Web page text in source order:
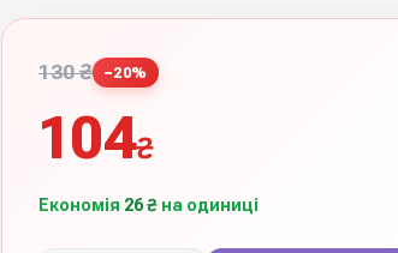
130 ₴ −20%
104₴
Економія 26 ₴ на одиниці